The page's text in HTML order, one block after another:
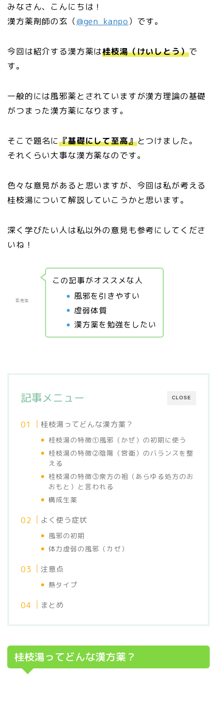
みなさん、こんにちは！
漢方薬剤師の玄（@gen_kanpo）です。
今回は紹介する漢方薬は桂枝湯（けいしとう）で
す。
一般的には風邪薬とされていますが漢方理論の基礎
がつまった漢方薬になります。
そこで題名に『基礎にして至高』とつけました。
それくらい大事な漢方薬なのです。
色々な意見があると思いますが、今回は私が考える
桂枝湯について解説していこうかと思います。
深く学びたい人は私以外の意見も参考にしてくださ
いね！
玄先生
この記事がオススメな人
風邪を引きやすい
虚弱体質
漢方薬を勉強をしたい
CLOSE
記事メニュー
桂枝湯ってどんな漢方薬？
桂枝湯の特徴①風邪（かぜ）の初期に使う
桂枝湯の特徴②陰陽（営衛）のバランスを整
える
桂枝湯の特徴③衆方の祖（あらゆる処方のお
おもと）と言われる
構成生薬
よく使う症状
風邪の初期
体力虚弱の風邪（カゼ）
注意点
熱タイプ
まとめ
桂枝湯ってどんな漢方薬？